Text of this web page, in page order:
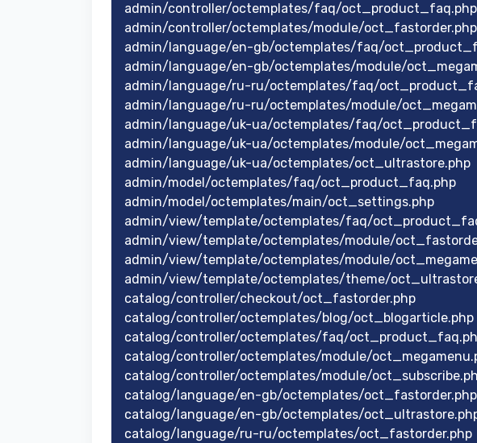
admin/controller/octemplates/faq/oct_product_faq.php
admin/controller/octemplates/module/oct_fastorder.php
admin/language/en-gb/octemplates/faq/
admin/language/en-gb/octemplates/module/
admin/language/ru-ru/octemplates/faq/
admin/language/ru-ru/octemplates/module/
admin/language/uk-ua/octemplates/faq/
admin/language/uk-ua/octemplates/module/
admin/language/uk-ua/octemplates/oct_ultrastore.php
admin/model/octemplates/faq/oct_product_faq.php
admin/model/octemplates/main/oct_settings.php
admin/view/template/octemplates/faq/
admin/view/template/octemplates/module/
admin/view/template/octemplates/module/
admin/view/template/octemplates/theme/
catalog/controller/checkout/oct_fastorder.php
catalog/controller/octemplates/blog/oct_blogarticle.php
catalog/controller/octemplates/faq/
catalog/controller/octemplates/module/
catalog/controller/octemplates/module/
catalog/language/en-gb/octemplates/oct_fastorder.php
catalog/language/en-gb/octemplates/
catalog/language/ru-ru/octemplates/oct_fastorder.php